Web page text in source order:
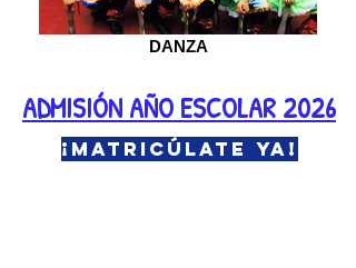
DANZA
ADMISIÓN AÑO ESCOLAR 2026
¡Matricúlate ya!